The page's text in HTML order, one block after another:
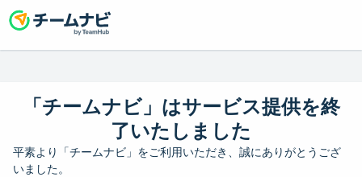
「チームナビ」はサービス提供を終
了いたしました
平素より「チームナビ」をご利用いただき、誠にありがとうござ
いました。